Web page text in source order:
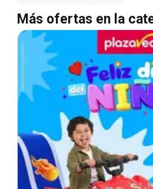
Más ofertas en la